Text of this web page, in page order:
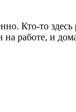
то здесь
и